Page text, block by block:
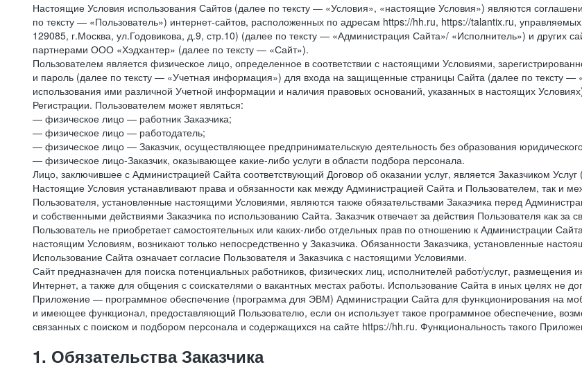
Настоящие Условия использования Сайтов (далее по тексту — «Условия», «настоящие Условия») являются
по тексту — «Пользователь») интернет-сайтов, расположенных по адресам https://hh.ru, https://talantix.ru,
129085, г.Москва, ул.Годовикова, д.9, стр.10) (далее по тексту — «Администрация Сайта»/ «Исполнитель») и других
партнерами ООО «Хэдхантер» (далее по тексту — «Сайт»).
Пользователем является физическое лицо, определенное в соответствии с настоящими Условиями,
и пароль (далее по тексту — «Учетная информация») для входа на защищенные страницы Сайта (далее по тексту —
использования ими различной Учетной информации и наличия правовых оснований, указанных в настоящих
Регистрации. Пользователем может являться:
— физическое лицо — работник Заказчика;
— физическое лицо — работодатель;
— физическое лицо — Заказчик, осуществляющее предпринимательскую деятельность без образования
— физическое лицо-Заказчик, оказывающее какие-либо услуги в области подбора персонала.
Лицо, заключившее с Администрацией Сайта соответствующий Договор об оказании услуг, является Заказчиком
Настоящие Условия устанавливают права и обязанности как между Администрацией Сайта и Пользователем, так и
Пользователя, установленные настоящими Условиями, являются также обязательствами Заказчика перед
и собственными действиями Заказчика по использованию Сайта. Заказчик отвечает за действия Пользователя как
Пользователь не приобретает самостоятельных или каких-либо отдельных прав по отношению к Администрации
настоящим Условиям, возникают только непосредственно у Заказчика. Обязанности Заказчика, установленные
Использование Сайта означает согласие Пользователя и Заказчика с настоящими Условиями.
Сайт предназначен для поиска потенциальных работников, физических лиц, исполнителей работ/услуг, размещения
Интернет, а также для общения с соискателями о вакантных местах работы. Использование Сайта в иных целях не
Приложение — программное обеспечение (программа для ЭВМ) Администрации Сайта для функционирования на
и имеющее функционал, предоставляющий Пользователю, если он использует такое программное обеспечение,
связанных с поиском и подбором персонала и содержащихся на сайте https://hh.ru. Функциональность такого
1. Обязательства Заказчика